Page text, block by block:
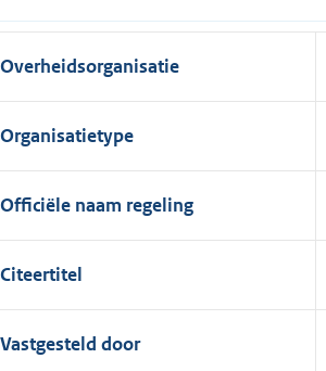
Overheidsorganisatie
Organisatietype
Officiële naam regeling
Citeertitel
Vastgesteld door